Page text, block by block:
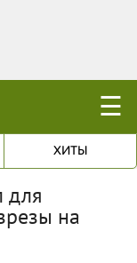
☰
ХИТЫ
для
на